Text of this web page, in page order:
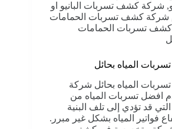
, شركة كشف تسربات البانيو او
شركة كشف تسربات الحمامات
تسربات الحمامات
المياه بحائل
المياه بحائل شركة
افضل تسربات المياه من
قد تؤدي إلى تلف البنية
فواتير المياه بشكل غير مبرر.